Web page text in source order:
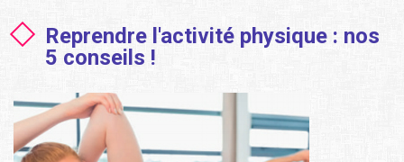
Reprendre l'activité physique : nos
5 conseils !